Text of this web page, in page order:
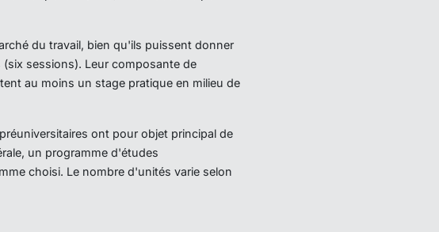
du travail, bien qu'ils puissent donner
sessions). Leur composante de
au moins un stage pratique en milieu de
ont pour objet principal de
un programme d'études
choisi. Le nombre d'unités varie selon